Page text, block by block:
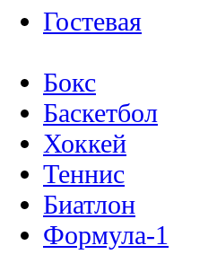
Гостевая
Бокс
Баскетбол
Хоккей
Теннис
Биатлон
Формула-1